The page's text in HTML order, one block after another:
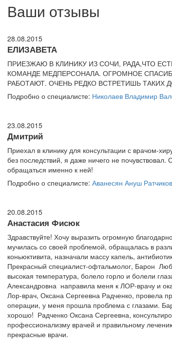
Ваши отзывы
28.08.2015
ЕЛИЗАВЕТА
ПРИЕЗЖАЮ В КЛИНИКУ ИЗ СОЧИ, РАДА,ЧТО
КОМАНДЕ МЕДПЕРСОНАЛА. ОГРОМНОЕ
РАБОТАЮТ. ОЧЕНЬ РЕДКО ВСТРЕТИШЬ ТАКИХ
Подробно о специалисте: Николаев Владимир
23.08.2015
Дмитрий
Приехал в клинику для консультации с врачом-
без последствий, я даже ничего не
обращаться именно к ней!
Подробно о специалисте: Аванесян Ануш
20.08.2015
Анастасия Фисюк
Здравствуйте! Хочу выразить огромную
мучилась со своей проблемой, обращалась в
коньюктивита, назначали массу капель,
Прекрасный специалист-офтальмолог, Барон
высокая температура, болело горло и болели
Александровна направила меня к ЛОР-врачу и
Лор-врач, Оксана Сергеевна Радченко, провела
операции, у меня прошла проблема с глазами.
хорошо! Радченко Оксана Сергеевна,
профессионализму врачей и правильному
прекрасные врачи.